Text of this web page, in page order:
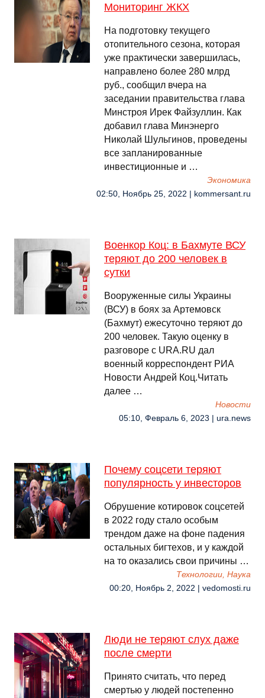
Мониторинг ЖКХ
На подготовку текущего
отопительного сезона, которая
уже практически завершилась,
направлено более 280 млрд
руб., сообщил вчера на
заседании правительства глава
Минстроя Ирек Файзуллин. Как
добавил глава Минэнерго
Николай Шульгинов, проведены
все запланированные
инвестиционные и …
Экономика
02:50, Ноябрь 25, 2022 | kommersant.ru
Военкор Коц: в Бахмуте ВСУ
теряют до 200 человек в
сутки
Вооруженные силы Украины
(ВСУ) в боях за Артемовск
(Бахмут) ежесуточно теряют до
200 человек. Такую оценку в
разговоре с URA.RU дал
военный корреспондент РИА
Новости Андрей Коц.Читать
далее …
Новости
05:10, Февраль 6, 2023 | ura.news
Почему соцсети теряют
популярность у инвесторов
Обрушение котировок соцсетей
в 2022 году стало особым
трендом даже на фоне падения
остальных бигтехов, и у каждой
на то оказались свои причины …
Технологии, Наука
00:20, Ноябрь 2, 2022 | vedomosti.ru
Люди не теряют слух даже
после смерти
Принято считать, что перед
смертью у людей постепенно